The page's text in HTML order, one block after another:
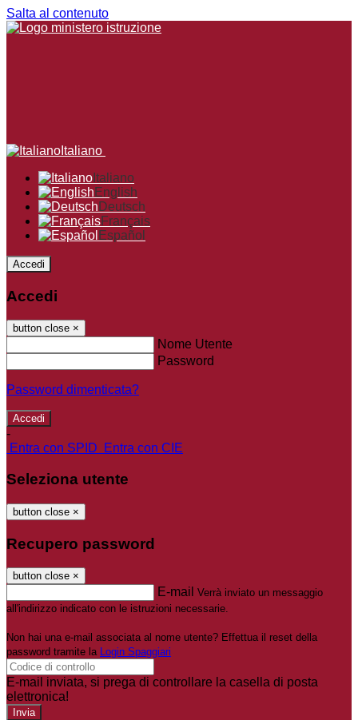
Salta al contenuto
Italiano
Italiano
English
Deutsch
Français
Español
Accedi
Accedi
button close ×
Nome Utente
Password
Password dimenticata?
-
Entra con SPID
Entra con CIE
Seleziona utente
button close ×
Recupero password
button close ×
E-mail Verrà inviato un messaggio
all'indirizzo indicato con le istruzioni necessarie.
Non hai una e-mail associata al nome utente? Effettua il reset della
password tramite la Login Spaggiari
E-mail inviata, si prega di controllare la casella di posta
elettronica!